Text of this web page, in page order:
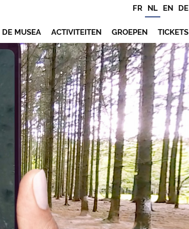
FR NL EN DE
DE MUSEA ACTIVITEITEN GROEPEN TICKETS
DINSDAG
11 AUGUSTUS
9U30 TOT 19U
18 / 18